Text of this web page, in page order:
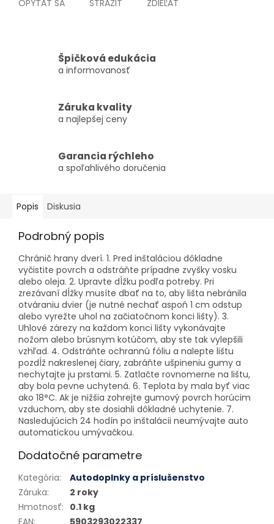
OPÝTAŤ SA STRÁŽIŤ ZDIEĽAŤ
Špičková edukácia
a informovanosť
Záruka kvality
a najlepšej ceny
Garancia rýchleho
a spoľahlivého doručenia
Popis Diskusia
Podrobný popis
Chránič hrany dverí. 1. Pred inštaláciou dôkladne
vyčistite povrch a odstráňte prípadne zvyšky vosku
alebo oleja. 2. Upravte dĺžku podľa potreby. Pri
zrezávaní dĺžky musíte dbať na to, aby lišta nebránila
otváraniu dvier (je nutné nechať aspoň 1 cm odstup
alebo vyrežte uhol na začiatočnom konci lišty). 3.
Uhlové zárezy na každom konci lišty vykonávajte
nožom alebo brúsnym kotúčom, aby ste tak vylepšili
vzhľad. 4. Odstráňte ochrannú fóliu a nalepte lištu
pozdĺž nakreslenej čiary, zabráňte ušpineniu gumy a
nechytajte ju prstami. 5. Zatlačte rovnomerne na lištu,
aby bola pevne uchytená. 6. Teplota by mala byť viac
ako 18°C. Ak je nižšia zohrejte gumový povrch horúcim
vzduchom, aby ste dosiahli dôkladné uchytenie. 7.
Nasledujúcich 24 hodín po inštalácii neumývajte auto
automatickou umývačkou.
Dodatočné parametre
Kategória:
Autodoplnky a príslušenstvo
Záruka:
2 roky
Hmotnosť: 0.1 kg